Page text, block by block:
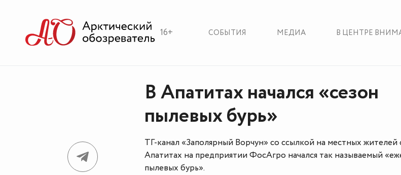
16+ СОБЫТИЯ МЕДИА В ЦЕНТРЕ
В Апатитах начался «сезон
пылевых бурь»
ТГ-канал «Заполярный Ворчун» со ссылкой на местных жителей
Апатитах на предприятии ФосАгро начался так называемый
пылевых бурь».